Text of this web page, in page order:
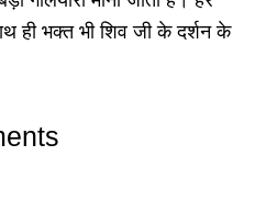
ही भक्त भी शिव जी के दर्शन के